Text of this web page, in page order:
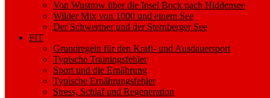
Von Wustrow über die Insel Bock nach Hiddensee
Wilder Mix von 1000 und einem See
Der Schweriner und der Sternberger See
FIT
Grundregeln für den Kraft- und Ausdauersport
Typische Trainingsfehler
Sport und die Ernährung
Typische Ernährungsfehler
Stress, Schlaf und Regeneration